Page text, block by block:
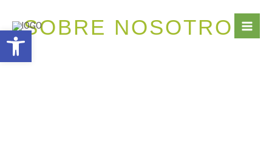
contenidoSOBRE NOSOTROS
Abrir barra de herramientas